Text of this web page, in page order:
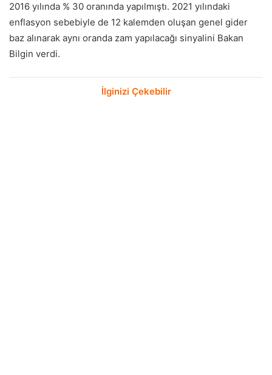
2016 yılında % 30 oranında yapılmıştı. 2021 yılındaki
enflasyon sebebiyle de 12 kalemden oluşan genel gider
baz alınarak aynı oranda zam yapılacağı sinyalini Bakan
Bilgin verdi.
İlginizi Çekebilir